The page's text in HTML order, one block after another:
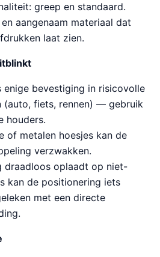
greep en standaard.
aangenaam materiaal dat
laat zien.
enige bevestiging in risicovolle
(auto, fiets, rennen) — gebruik
houders.
of metalen hoesjes kan de
verzwakken.
draadloos oplaadt op niet-
kan de positionering iets
met een directe